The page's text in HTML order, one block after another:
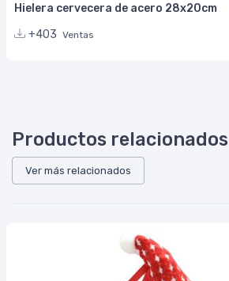
Hielera cervecera de acero 28x20cm
+403 Ventas
Productos relacionados
Ver más relacionados